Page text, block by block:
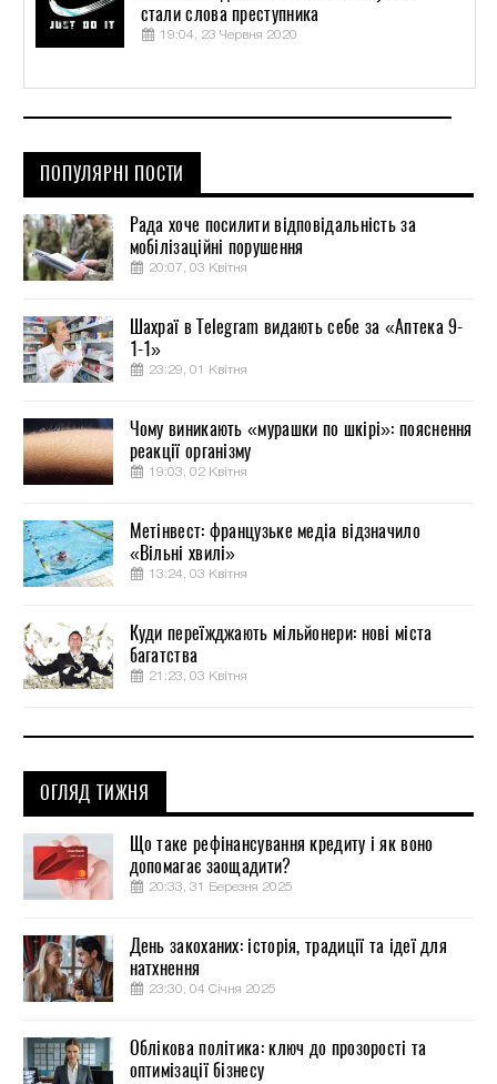
стали слова преступника
19:04, 23 Червня 2020
ПОПУЛЯРНІ ПОСТИ
Рада хоче посилити відповідальність за
мобілізаційні порушення
20:07, 03 Квітня
Шахраї в Telegram видають себе за «Аптека 9-
1-1»
23:29, 01 Квітня
Чому виникають «мурашки по шкірі»: пояснення
реакції організму
19:03, 02 Квітня
Метінвест: французьке медіа відзначило
«Вільні хвилі»
13:24, 03 Квітня
Куди переїжджають мільйонери: нові міста
багатства
21:23, 03 Квітня
ОГЛЯД ТИЖНЯ
Що таке рефінансування кредиту і як воно
допомагає заощадити?
20:33, 31 Березня 2025
День закоханих: історія, традиції та ідеї для
натхнення
23:30, 04 Січня 2025
Облікова політика: ключ до прозорості та
оптимізації бізнесу